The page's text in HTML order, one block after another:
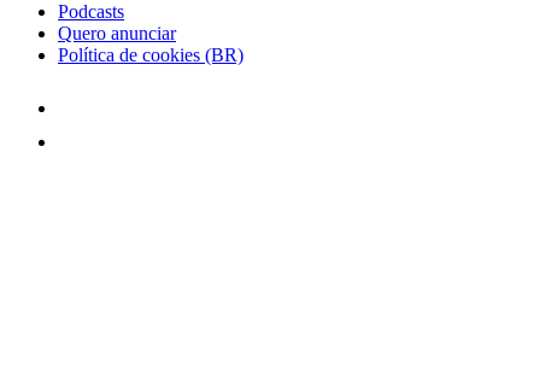
Podcasts
Quero anunciar
Política de cookies (BR)